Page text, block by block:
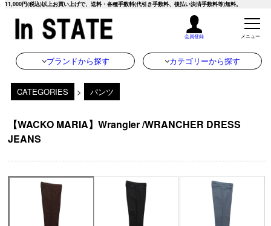
11,000円(税込)以上お買い上げで、送料・各種手数料(代引き手数料、後払い決済手数料等)無料。
メニュー
会員登録
ブランドから探す カテゴリーから探す
CATEGORIES > パンツ
【WACKO MARIA】Wrangler /WRANCHER DRESS
JEANS